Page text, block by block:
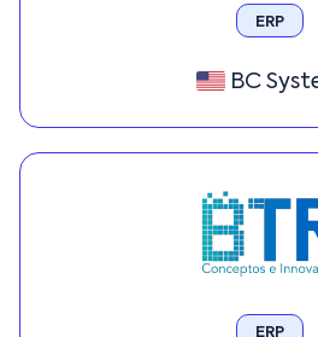
ERP
BC
ERP